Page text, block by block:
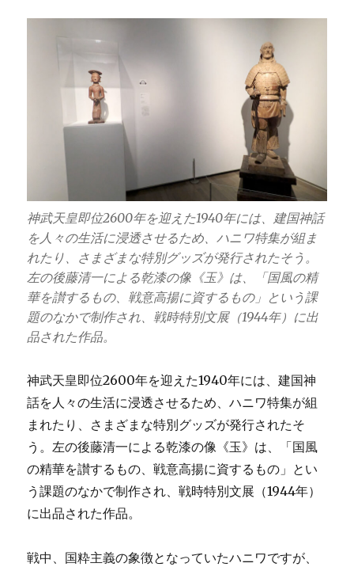
神武天皇即位2600年を迎えた1940年には、建国神話
を人々の生活に浸透させるため、ハニワ特集が組ま
れたり、さまざまな特別グッズが発行されたそう。
左の後藤清一による乾漆の像《玉》は、「国風の精
華を讃するもの、戦意高揚に資するもの」という課
題のなかで制作され、戦時特別文展（1944年）に出
品された作品。
神武天皇即位2600年を迎えた1940年には、建国神
話を人々の生活に浸透させるため、ハニワ特集が組
まれたり、さまざまな特別グッズが発行されたそ
う。左の後藤清一による乾漆の像《玉》は、「国風
の精華を讃するもの、戦意高揚に資するもの」とい
う課題のなかで制作され、戦時特別文展（1944年）
に出品された作品。
戦中、国粋主義の象徴となっていたハニワですが、